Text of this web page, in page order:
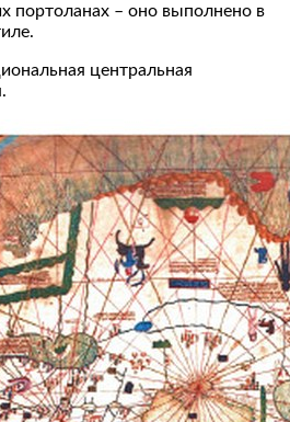
портоланах – оно выполнено в
центральная